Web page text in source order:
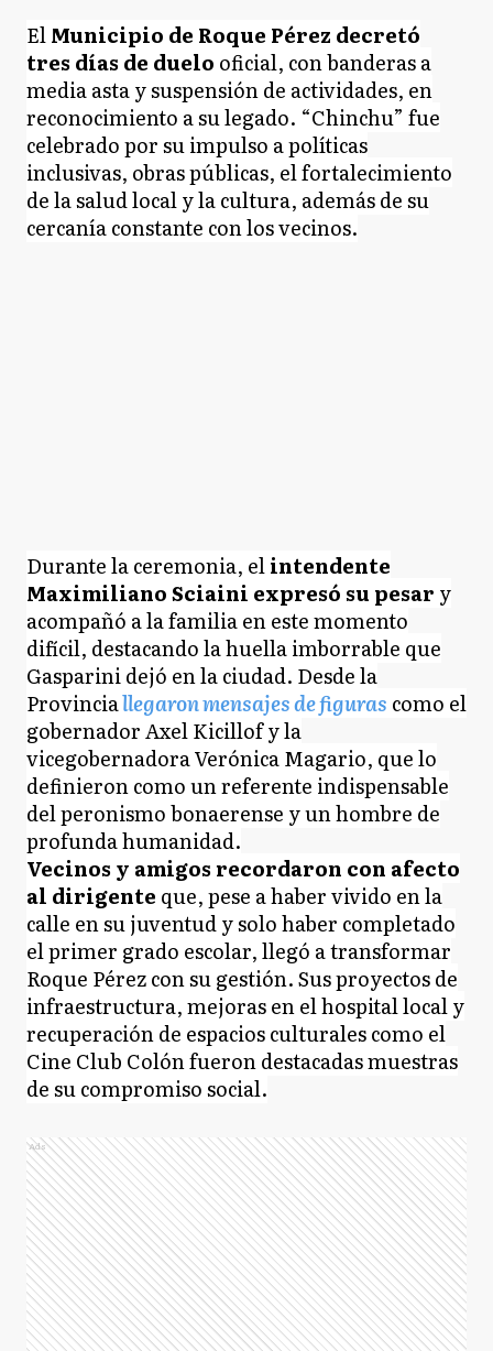
ElMunicipio de Roque Pérez decretó
tres días de duelo oficial, con banderas a
media asta y suspensión de actividades, en
reconocimiento a su legado. “Chinchu” fue
celebrado por su impulso a políticas
inclusivas, obras públicas, el fortalecimiento
de la salud local y la cultura, además de su
cercanía constante con los vecinos.
Durante la ceremonia, elintendente
Maximiliano Sciaini expresó su pesar y
acompañó a la familia en este momento
difícil, destacando la huella imborrable que
Gasparini dejó en la ciudad. Desde la
Provinciallegaron mensajes de figuras como el
gobernador Axel Kicillof y la
vicegobernadora Verónica Magario, que lo
definieron como un referente indispensable
del peronismo bonaerense y un hombre de
profunda humanidad.
Vecinos y amigos recordaron con afecto
al dirigente que, pese a haber vivido en la
calle en su juventud y solo haber completado
el primer grado escolar, llegó a transformar
Roque Pérez con su gestión. Sus proyectos de
infraestructura, mejoras en el hospital local y
recuperación de espacios culturales como el
Cine Club Colón fueron destacadas muestras
de su compromiso social.
Ads